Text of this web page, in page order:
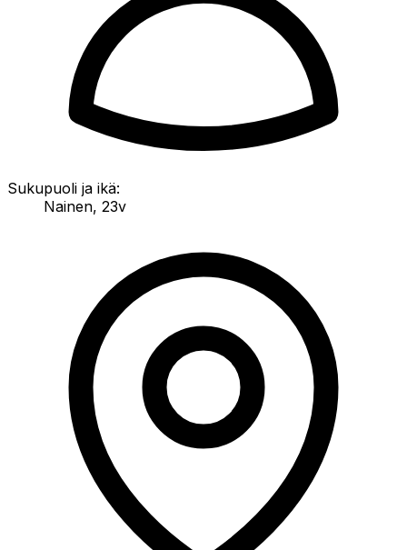
Sukupuoli ja ikä:
Nainen, 23v